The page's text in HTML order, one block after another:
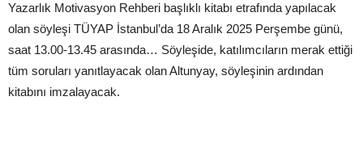
Yazarlık Motivasyon Rehberi başlıklı kitabı etrafında yapılacak
olan söyleşi TÜYAP İstanbul’da 18 Aralık 2025 Perşembe günü,
saat 13.00-13.45 arasında… Söyleşide, katılımcıların merak ettiği
tüm soruları yanıtlayacak olan Altunyay, söyleşinin ardından
kitabını imzalayacak.